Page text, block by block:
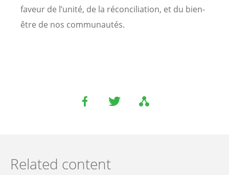
faveur de l’unité, de la réconciliation, et du bien-
être de nos communautés.
Related content